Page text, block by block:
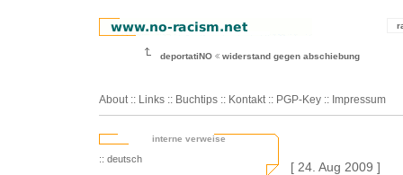
deportatiNO widerstand gegen abschiebung
About :: Links :: Buchtips :: Kontakt :: PGP-Key :: Impressum
interne verweise
:: deutsch
[ 24. Aug 2009 ]